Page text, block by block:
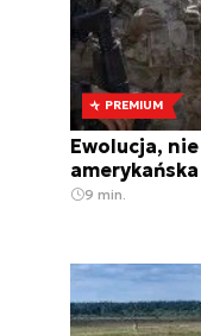
PREMIUM
Ewolucja,
9 min.